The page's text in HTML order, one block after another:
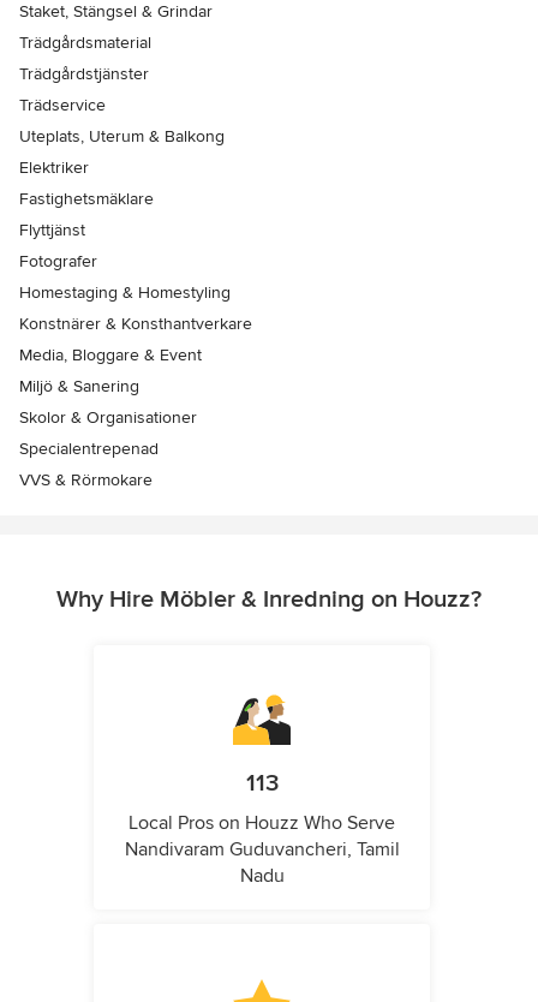
Staket, Stängsel & Grindar
Trädgårdsmaterial
Trädgårdstjänster
Trädservice
Uteplats, Uterum & Balkong
Elektriker
Fastighetsmäklare
Flyttjänst
Fotografer
Homestaging & Homestyling
Konstnärer & Konsthantverkare
Media, Bloggare & Event
Miljö & Sanering
Skolor & Organisationer
Specialentrepenad
VVS & Rörmokare
Why Hire Möbler & Inredning on Houzz?
113
Local Pros on Houzz Who Serve
Nandivaram Guduvancheri, Tamil
Nadu